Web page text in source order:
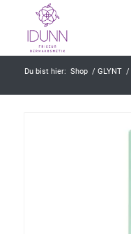
Du bist hier: Shop / GLYNT /